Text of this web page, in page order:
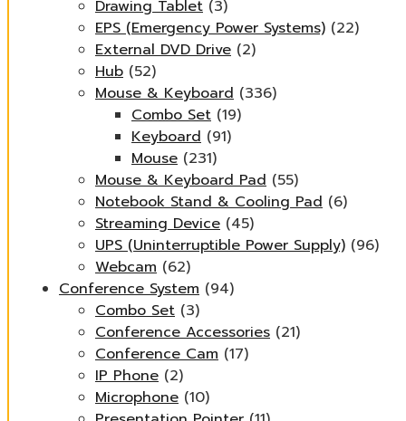
Drawing Tablet (3)
EPS (Emergency Power Systems) (22)
External DVD Drive (2)
Hub (52)
Mouse & Keyboard (336)
Combo Set (19)
Keyboard (91)
Mouse (231)
Mouse & Keyboard Pad (55)
Notebook Stand & Cooling Pad (6)
Streaming Device (45)
UPS (Uninterruptible Power Supply) (96)
Webcam (62)
Conference System (94)
Combo Set (3)
Conference Accessories (21)
Conference Cam (17)
IP Phone (2)
Microphone (10)